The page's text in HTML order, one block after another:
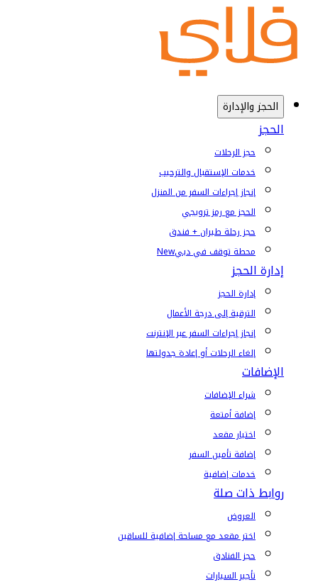
الحجز والإدارة
الحجز
حجز الرحلات
خدمات الإستقبال والترحيب
إنجاز إجراءات السفر من المنزل
الحجز مع رمز ترويجي
حجز رحلة طيران + فندق
محطة توقف في دبيNew
إدارة الحجز
إدارة الحجز
الترقية إلى درجة الأعمال
إنجاز إجراءات السفر عبر الإنترنت
إلغاء الرحلات أو إعادة جدولتها
الإضافات
شراء الإضافات
إضافة أمتعة
اختيار مقعد
إضافة تأمين السفر
خدمات إضافية
روابط ذات صلة
العروض
اختر مقعد مع مساحة إضافية للساقين
حجز الفنادق
تأجير السيارات